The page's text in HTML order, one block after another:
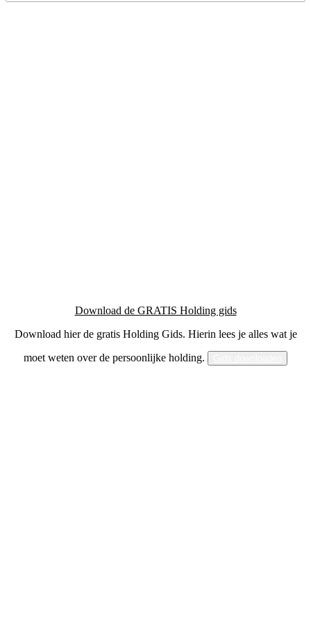
Download de GRATIS Holding gids
Download hier de gratis Holding Gids. Hierin lees je alles wat je
moet weten over de persoonlijke holding.